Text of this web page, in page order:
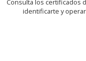
Consulta los certificados
identificarte y